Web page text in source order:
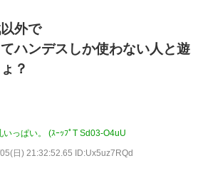
外で
ハンデスしか使わない人と遊
？
っぱい。 (ｽｰｯﾌﾟT Sd03-O4uU
日) 21:32:52.65 ID:Ux5uz7RQd